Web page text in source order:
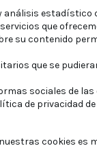
que
su contenido
que se
sociales de las
de privacidad
cookies es